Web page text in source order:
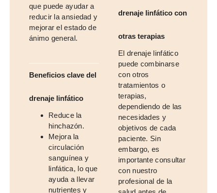
que puede ayudar a
reducir la ansiedad y
mejorar el estado de
ánimo general.
Beneficios clave del
drenaje linfático
Reduce la
hinchazón.
Mejora la
circulación
sanguínea y
linfática, lo que
ayuda a llevar
nutrientes y
drenaje linfático con
otras terapias
El drenaje linfático
puede combinarse
con otros
tratamientos o
terapias,
dependiendo de las
necesidades y
objetivos de cada
paciente. Sin
embargo, es
importante consultar
con nuestro
profesional de la